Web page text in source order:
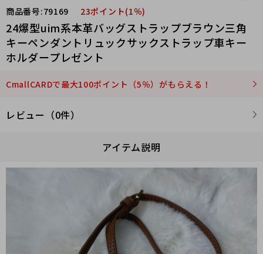
商品番号:79169 23ポイント(1％)
24爆型uim系本革バッグストラップブラウン三角
キーペンダントリュックサックストラップ車キー
ホルダープレゼント
CmallCARDで最大100ポイント（5％）がもらえる！
レビュー（0件）
アイテム説明